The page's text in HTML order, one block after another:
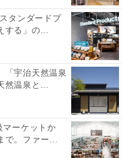
タンダードプ
する」の...
「宇治天然温泉
然温泉と...
マーケットか
で。ファー...